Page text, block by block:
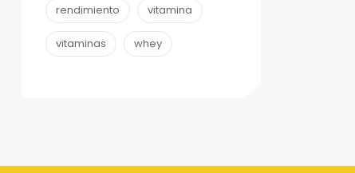
rendimiento vitamina
vitaminas whey